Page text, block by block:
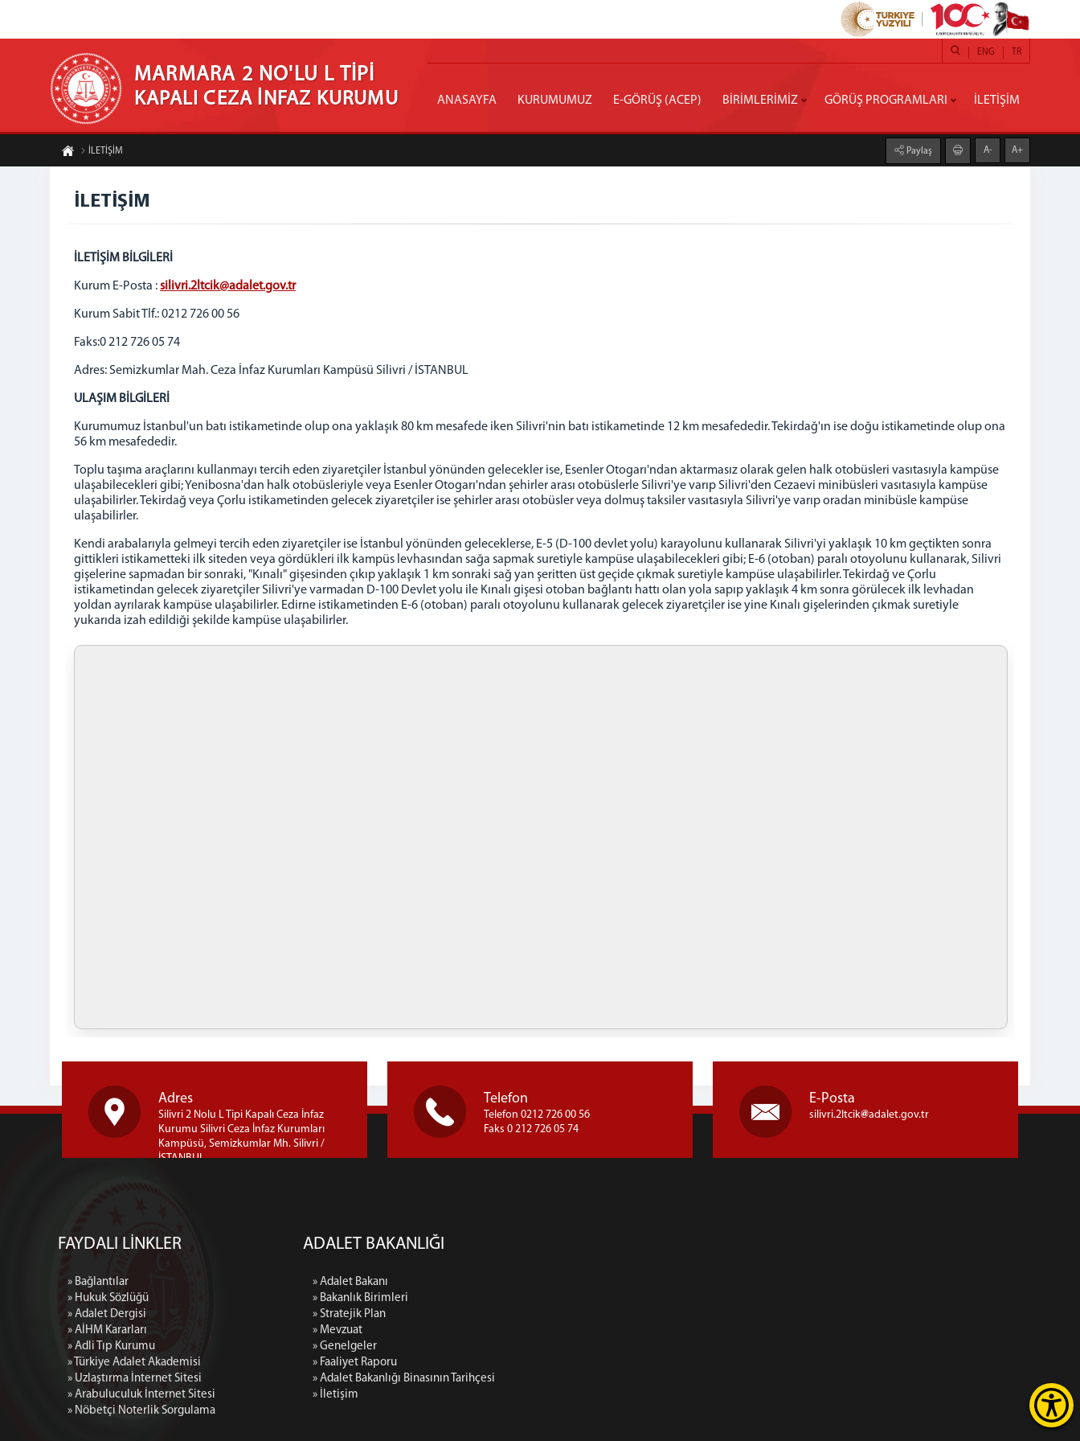
MARMARA 2 NO'LU L TİPİ
KAPALI CEZA İNFAZ KURUMU
TR
ENG
ANASAYFA KURUMUMUZ E-GÖRÜŞ (ACEP) BİRİMLERİMİZ GÖRÜŞ PROGRAMLARI İLETİŞİM
İLETİŞİM Paylaş A- A+
İLETİŞİM
İLETİŞİM BİLGİLERİ
Kurum E-Posta :silivri.2ltcik@adalet.gov.tr
Kurum Sabit Tlf.: 0212 726 00 56
Faks:0 212 726 05 74
Adres: Semizkumlar Mah. Ceza İnfaz Kurumları Kampüsü Silivri / İSTANBUL
ULAŞIM BİLGİLERİ
Kurumumuz İstanbul'un batı istikametinde olup ona yaklaşık 80 km mesafede iken Silivri'nin batı istikametinde 12 km mesafededir. Tekirdağ'ın ise doğu istikametinde olup ona
56 km mesafededir.
Toplu taşıma araçlarını kullanmayı tercih eden ziyaretçiler İstanbul yönünden gelecekler ise, Esenler Otogarı'ndan aktarmasız olarak gelen halk otobüsleri vasıtasıyla kampüse
ulaşabilecekleri gibi; Yenibosna'dan halk otobüsleriyle veya Esenler Otogarı'ndan şehirler arası otobüslerle Silivri'ye varıp Silivri'den Cezaevi minibüsleri vasıtasıyla kampüse
ulaşabilirler. Tekirdağ veya Çorlu istikametinden gelecek ziyaretçiler ise şehirler arası otobüsler veya dolmuş taksiler vasıtasıyla Silivri'ye varıp oradan minibüsle kampüse
ulaşabilirler.
Kendi arabalarıyla gelmeyi tercih eden ziyaretçiler ise İstanbul yönünden geleceklerse, E-5 (D-100 devlet yolu) karayolunu kullanarak Silivri'yi yaklaşık 10 km geçtikten sonra
gittikleri istikametteki ilk siteden veya gördükleri ilk kampüs levhasından sağa sapmak suretiyle kampüse ulaşabilecekleri gibi; E-6 (otoban) paralı otoyolunu kullanarak, Silivri
gişelerine sapmadan bir sonraki, "Kınalı" gişesinden çıkıp yaklaşık 1 km sonraki sağ yan şeritten üst geçide çıkmak suretiyle kampüse ulaşabilirler. Tekirdağ ve Çorlu
istikametindan gelecek ziyaretçiler Silivri'ye varmadan D-100 Devlet yolu ile Kınalı gişesi otoban bağlantı hattı olan yola sapıp yaklaşık 4 km sonra görülecek ilk levhadan
yoldan ayrılarak kampüse ulaşabilirler. Edirne istikametinden E-6 (otoban) paralı otoyolunu kullanarak gelecek ziyaretçiler ise yine Kınalı gişelerinden çıkmak suretiyle
yukarıda izah edildiği şekilde kampüse ulaşabilirler.
Adres
Silivri 2 Nolu L Tipi Kapalı Ceza İnfaz
Kurumu Silivri Ceza İnfaz Kurumları
Kampüsü, Semizkumlar Mh. Silivri /
İSTANBUL
Telefon
Telefon 0212 726 00 56
Faks 0 212 726 05 74
E-Posta
silivri.2ltcik adalet.gov.tr
FAYDALI LİNKLER
» Bağlantılar
» Hukuk Sözlüğü
» Adalet Dergisi
» AİHM Kararları
» Adli Tıp Kurumu
» Türkiye Adalet Akademisi
» Uzlaştırma İnternet Sitesi
» Arabuluculuk İnternet Sitesi
» Nöbetçi Noterlik Sorgulama
ADALET BAKANLIĞI
» Adalet Bakanı
» Bakanlık Birimleri
» Stratejik Plan
» Mevzuat
» Genelgeler
» Faaliyet Raporu
» Adalet Bakanlığı Binasının Tarihçesi
» İletişim